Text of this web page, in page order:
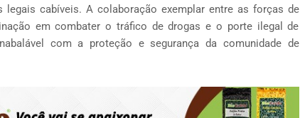
legais cabíveis. A colaboração exemplar entre as forças de
em combater o tráfico de drogas e o porte ilegal de
com a proteção e segurança da comunidade de